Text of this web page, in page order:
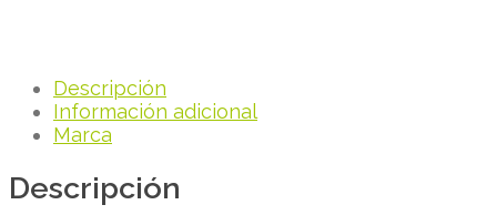
Descripción
Información adicional
Marca
Descripción